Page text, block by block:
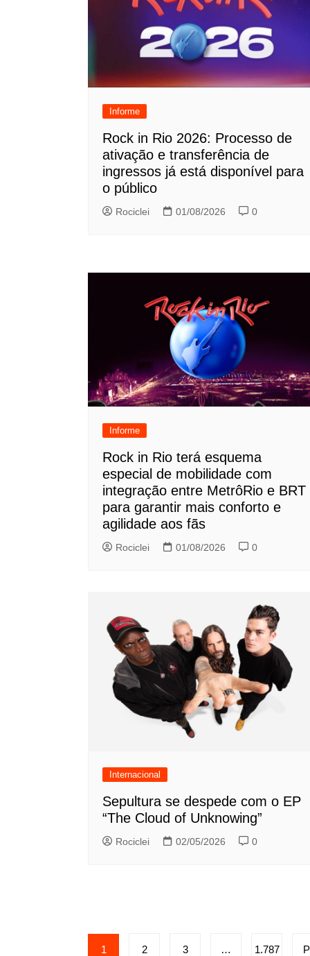
Informe
Rock in Rio 2026: Processo de
ativação e transferência de
ingressos já está disponível para
o público
Rociclei 01/08/2026 0
Informe
Rock in Rio terá esquema
especial de mobilidade com
integração entre MetrôRio e BRT
para garantir mais conforto e
agilidade aos fãs
Rociclei 01/08/2026 0
Internacional
Sepultura se despede com o EP
“The Cloud of Unknowing”
Rociclei 02/05/2026 0
Paginação
1 2 3 … 1.787